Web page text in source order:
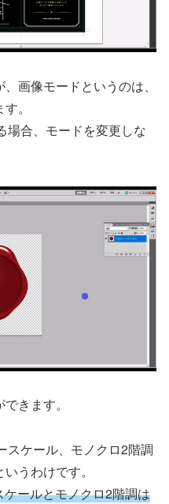
画像モードというのは、
。
場合、モードを変更しな
きます。
スケール、モノクロ2階調
うわけです。
ールとモノクロ2階調は